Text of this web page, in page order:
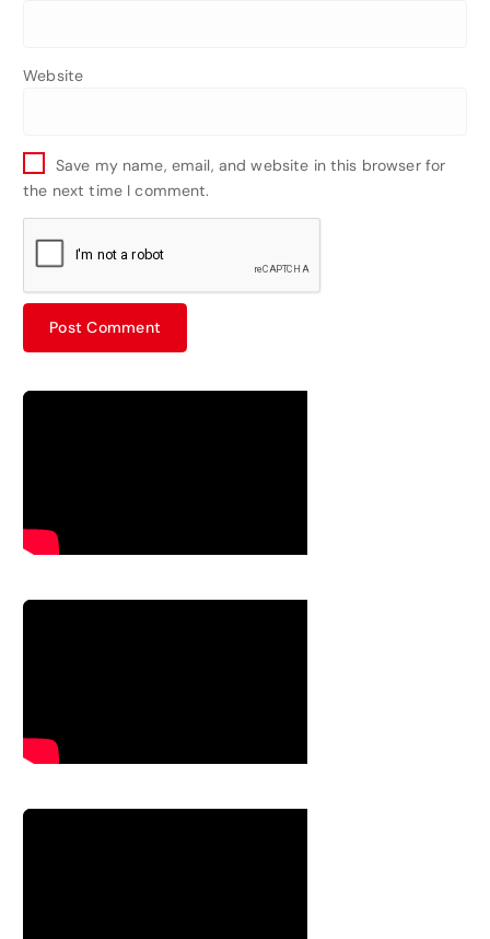
Website
Save my name, email, and website in this browser for
the next time I comment.